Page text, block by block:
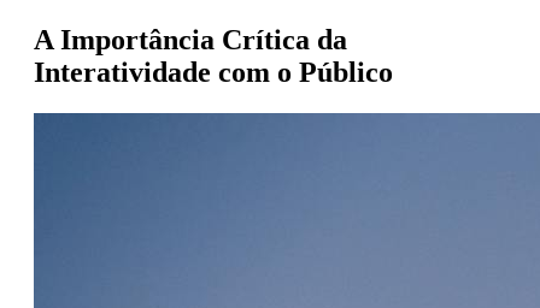
A Importância Crítica da
Interatividade com o Público